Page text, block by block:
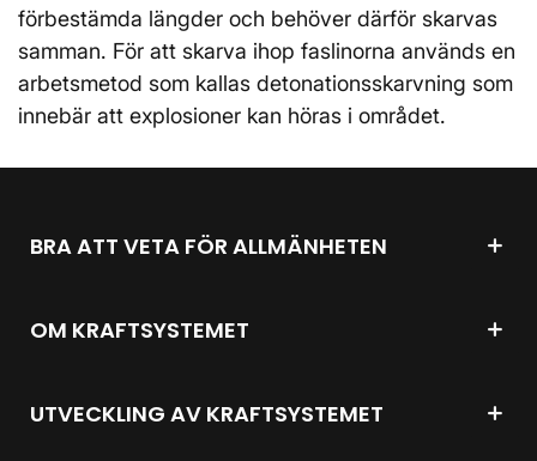
förbestämda längder och behöver därför skarvas
samman. För att skarva ihop faslinorna används en
arbetsmetod som kallas detonationsskarvning som
innebär att explosioner kan höras i området.
BRA ATT VETA FÖR ALLMÄNHETEN
OM KRAFTSYSTEMET
UTVECKLING AV KRAFTSYSTEMET